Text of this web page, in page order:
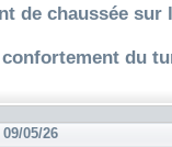
de chaussée sur
du
05/26